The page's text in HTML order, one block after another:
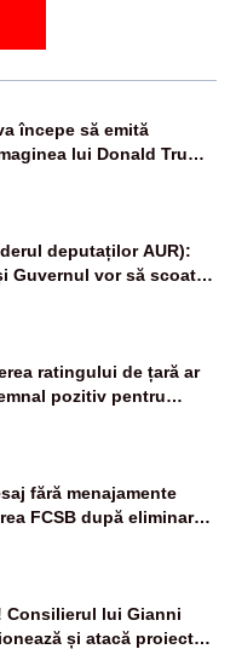
începe să emită
lui Donald Trump
deputaților AUR):
Guvernul vor să scoată
publice pentru a stinge
ratingului de țară ar
pozitiv pentru
trebuie să continue
fără menajamente
FCSB după eliminarea
League
Consilierul lui Gianni
și atacă proiectul